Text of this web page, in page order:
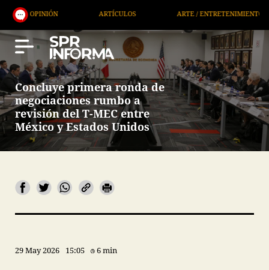
ARTÍCULOS ARTE / ENTRETENIMIENTO
Concluye primera ronda de
negociaciones rumbo a
revisión del T-MEC entre
México y Estados Unidos
29 May 2026 15:05 6 min